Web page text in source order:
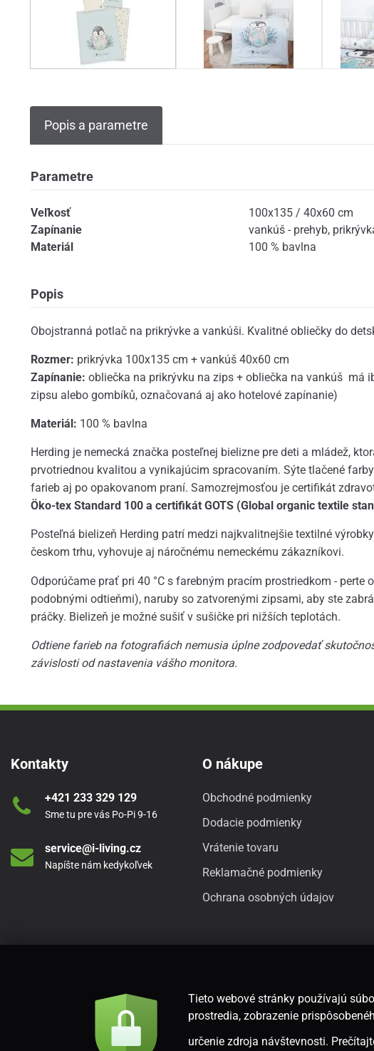
Popis a parametre
Parametre
Veľkosť
100x135 / 40x60 cm
Zapínanie
vankúš - prehyb,
Materiál
100 % bavlna
Popis
Obojstranná potlač na prikrývke a vankúši. Kvalitné obliečky do
Rozmer: prikrývka 100x135 cm + vankúš 40x60 cm
Zapínanie: obliečka na prikrývku na zips + obliečka na vankúš má
zipsu alebo gombíků, označovaná aj ako hotelové zapínanie)
Materiál: 100 % bavlna
Herding je nemecká značka posteľnej bielizne pre deti a mládež,
prvotriednou kvalitou a vynikajúcim spracovaním. Sýte tlačené
farieb aj po opakovanom praní. Samozrejmosťou je certifikát
Öko-tex Standard 100 a certifikát GOTS (Global organic textile
Posteľná bielizeň Herding patrí medzi najkvalitnejšie textilné
českom trhu, vyhovuje aj náročnému nemeckému zákazníkovi.
Odporúčame prať pri 40 °C s farebným pracím prostriedkom - perte
podobnými odtieňmi), naruby so zatvorenými zipsami, aby ste
práčky. Bielizeň je možné sušiť v sušičke pri nižších teplotách.
Odtiene farieb na fotografiách nemusia úplne zodpovedať
závislosti od nastavenia vášho monitora.
Kontakty
+421 233 329 129
Sme tu pre vás Po-Pi 9-16
service@i-living.cz
Napíšte nám kedykoľvek
O nákupe
Obchodné podmienky
Dodacie podmienky
Vrátenie tovaru
Reklamačné podmienky
Ochrana osobných údajov
Tieto webové stránky používajú
prostredia, zobrazenie
určenie zdroja návštevnosti.